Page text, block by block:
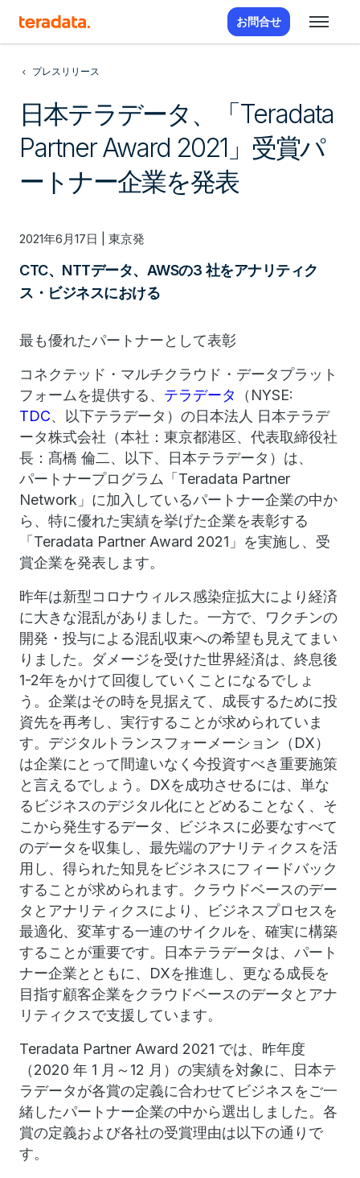
お問合せ
プレスリリース
日本テラデータ、「Teradata
Partner Award 2021」受賞パ
ートナー企業を発表
2021年6月17日 | 東京発
CTC、NTTデータ、AWSの3 社をアナリティク
ス・ビジネスにおける
最も優れたパートナーとして表彰
コネクテッド・マルチクラウド・データプラット
フォームを提供する、 テラデータ
（NYSE:
TDC、以下テラデータ）の日本法人 日本テラデ
ータ株式会社（本社：東京都港区、代表取締役社
長：髙橋 倫二、以下、日本テラデータ）は、
パートナープログラム「Teradata Partner
Network」に加入しているパートナー企業の中か
ら、特に優れた実績を挙げた企業を表彰する
「Teradata Partner Award 2021」を実施し、受
賞企業を発表します。
昨年は新型コロナウィルス感染症拡大により経済
に大きな混乱がありました。一方で、ワクチンの
開発・投与による混乱収束への希望も見えてまい
りました。ダメージを受けた世界経済は、終息後
1-2年をかけて回復していくことになるでしょ
う。企業はその時を見据えて、成長するために投
資先を再考し、実行することが求められていま
す。デジタルトランスフォーメーション（DX）
は企業にとって間違いなく今投資すべき重要施策
と言えるでしょう。DXを成功させるには、単な
るビジネスのデジタル化にとどめることなく、そ
こから発生するデータ、ビジネスに必要なすべて
のデータを収集し、最先端のアナリティクスを活
用し、得られた知見をビジネスにフィードバック
することが求められます。クラウドベースのデー
タとアナリティクスにより、ビジネスプロセスを
最適化、変革する一連のサイクルを、確実に構築
することが重要です。日本テラデータは、パート
ナー企業とともに、DXを推進し、更なる成長を
目指す顧客企業をクラウドベースのデータとアナ
リティクスで支援しています。
Teradata Partner Award 2021 では、昨年度
（2020 年 1 月～12 月）の実績を対象に、日本テ
ラデータが各賞の定義に合わせてビジネスをご一
緒したパートナー企業の中から選出しました。各
賞の定義および各社の受賞理由は以下の通りで
す。